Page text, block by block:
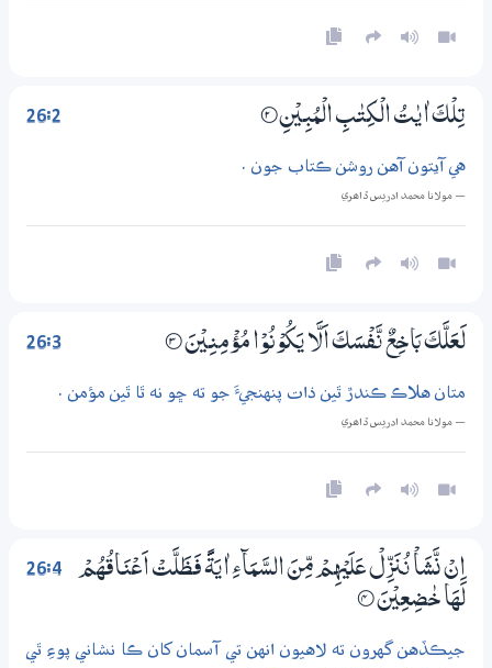
26:2 تِلْكَ اٰيٰتُ الْكِتٰبِ الْمُبِيْنِ 2‏۝
هي آيتون آهن روشن ڪتاب جون .
— مولانا محمد ادريس ڏاھري
26:3 لَعَلَّكَ بَاخِعٌ نَّفْسَكَ اَلَّا يَكُوْنُوْا مُؤْمِنِيْنَ 3‏۝
متان هلاڪ ڪندڙ ٿين ذات پنهنجيءَ جو ته ڇو نه ٿا ٿين مؤمن .
— مولانا محمد ادريس ڏاھري
26:4
اِنْ نَّشَاْ نُنَزِّلْ عَلَيْهِمْ مِّنَ السَّمَاۗءِ اٰيَةً فَظَلَّتْ اَعْنَاقُهُمْ
لَهَا خٰضِعِيْنَ 4‏۝
جيڪڏهن گهرون ته لاهيون انهن تي آسمان کان ڪا نشاني پوءِ ٿي